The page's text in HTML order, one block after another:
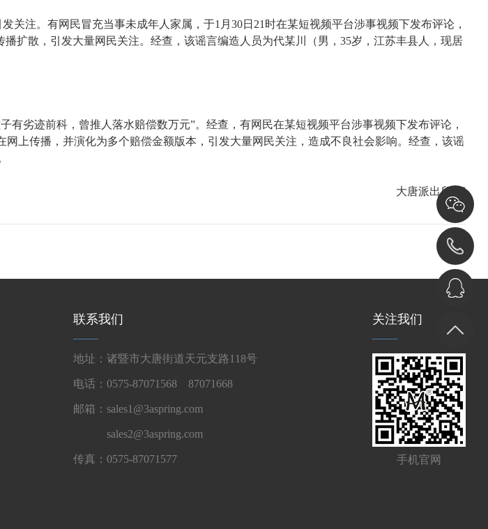
关注。有网民冒充当事未成年人家属，于1月30日21时在某短视频平台涉事视频下发布评论，
扩散，引发大量网民关注。经查，该谣言编造人员为代某川（男，35岁，江苏丰县人，现居
有劣迹前科，曾推人落水赔偿数万元”。经查，有网民在某短视频平台涉事视频下发布评论，
上传播，并演化为多个赔偿金额版本，引发大量网民关注，造成不良社会影响。经查，该谣
大唐派出所 宣
联系我们
地址：诸暨市大唐街道天元支路118号
电话：0575-87071568 87071668
邮箱：sales1@3aspring.com
sales2@3aspring.com
传真：0575-87071577
关注我们
手机官网